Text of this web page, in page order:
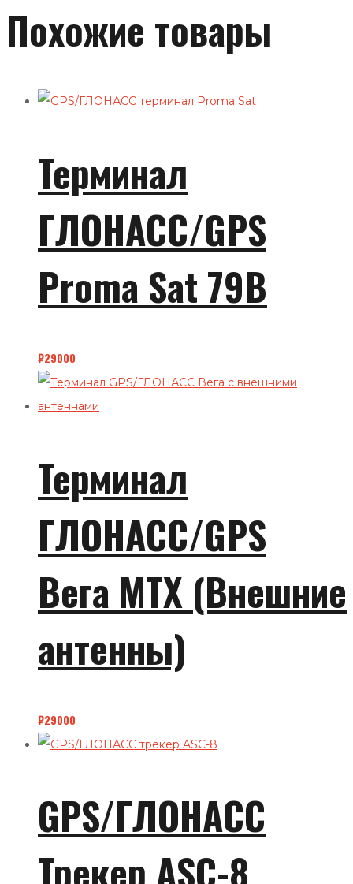
Похожие товары
Терминал
ГЛОНАСС/GPS
Proma Sat 79B
₽29000
Терминал
ГЛОНАСС/GPS
Вега MTX (Внешние
антенны)
₽29000
GPS/ГЛОНАСС
Трекер ASC-8